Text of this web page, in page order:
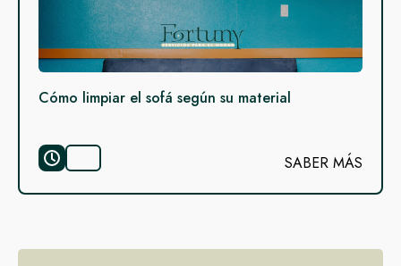
Cómo limpiar el sofá según su material
SABER MÁS